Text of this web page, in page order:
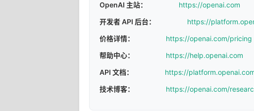
OpenAI 主站：
https://openai.com
开发者 API 后台：
https://
价格详情：
https://openai.com/pricing
帮助中心：
https://help.openai.com
API 文档：
https://
技术博客：
https://openai.com/